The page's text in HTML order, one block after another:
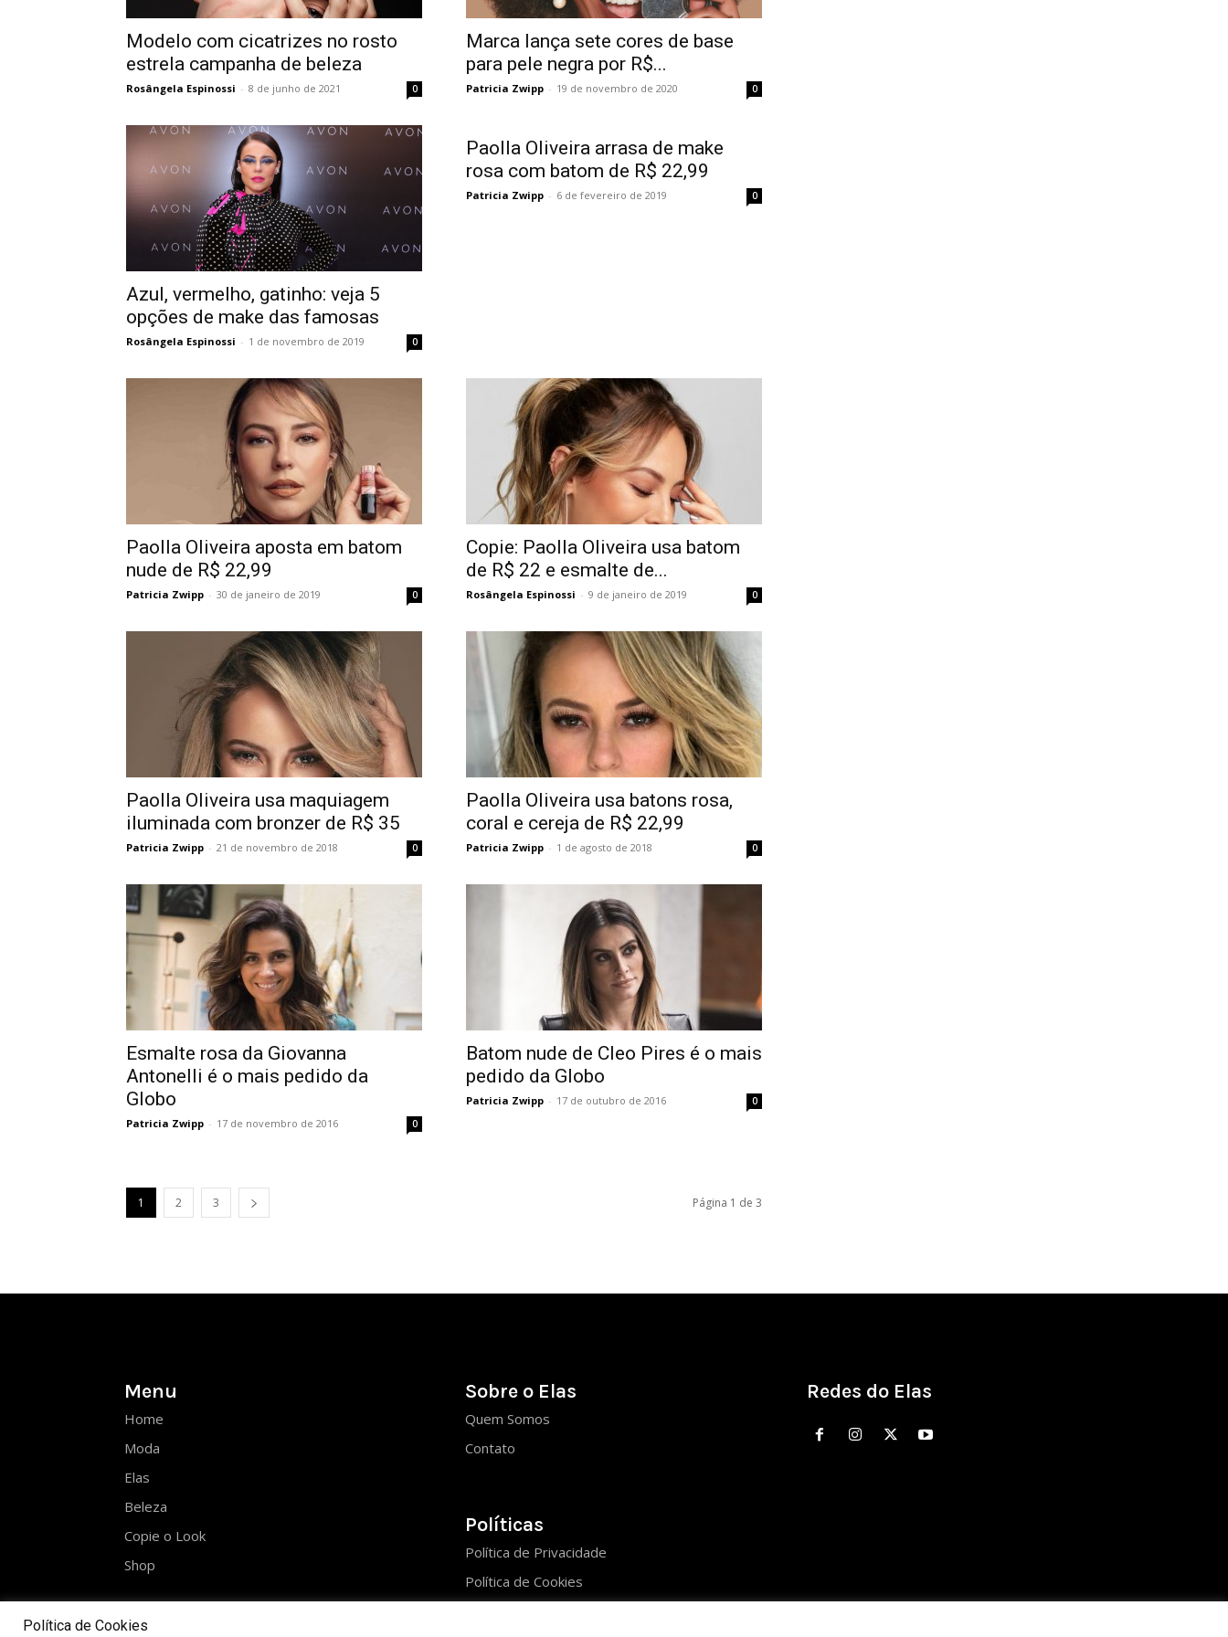
Modelo com cicatrizes no rosto
estrela campanha de beleza
Rosângela Espinossi - 8 de junho de 2021 0
Marca lança sete cores de base
para pele negra por R$...
Patricia Zwipp - 19 de novembro de 2020 0
Azul, vermelho, gatinho: veja 5
opções de make das famosas
Rosângela Espinossi - 1 de novembro de 2019 0
Paolla Oliveira arrasa de make
rosa com batom de R$ 22,99
Patricia Zwipp - 6 de fevereiro de 2019 0
Paolla Oliveira aposta em batom
nude de R$ 22,99
Patricia Zwipp - 30 de janeiro de 2019 0
Copie: Paolla Oliveira usa batom
de R$ 22 e esmalte de...
Rosângela Espinossi - 9 de janeiro de 2019 0
Paolla Oliveira usa maquiagem
iluminada com bronzer de R$ 35
Patricia Zwipp - 21 de novembro de 2018 0
Paolla Oliveira usa batons rosa,
coral e cereja de R$ 22,99
Patricia Zwipp - 1 de agosto de 2018 0
Esmalte rosa da Giovanna
Antonelli é o mais pedido da
Globo
Patricia Zwipp - 17 de novembro de 2016 0
Batom nude de Cleo Pires é o mais
pedido da Globo
Patricia Zwipp - 17 de outubro de 2016 0
1 2 3 Página 1 de 3
Menu
Home
Moda
Elas
Beleza
Copie o Look
Shop
Sobre o Elas
Quem Somos
Contato
Políticas
Política de Privacidade
Política de Cookies
Redes do Elas
Política de Cookies